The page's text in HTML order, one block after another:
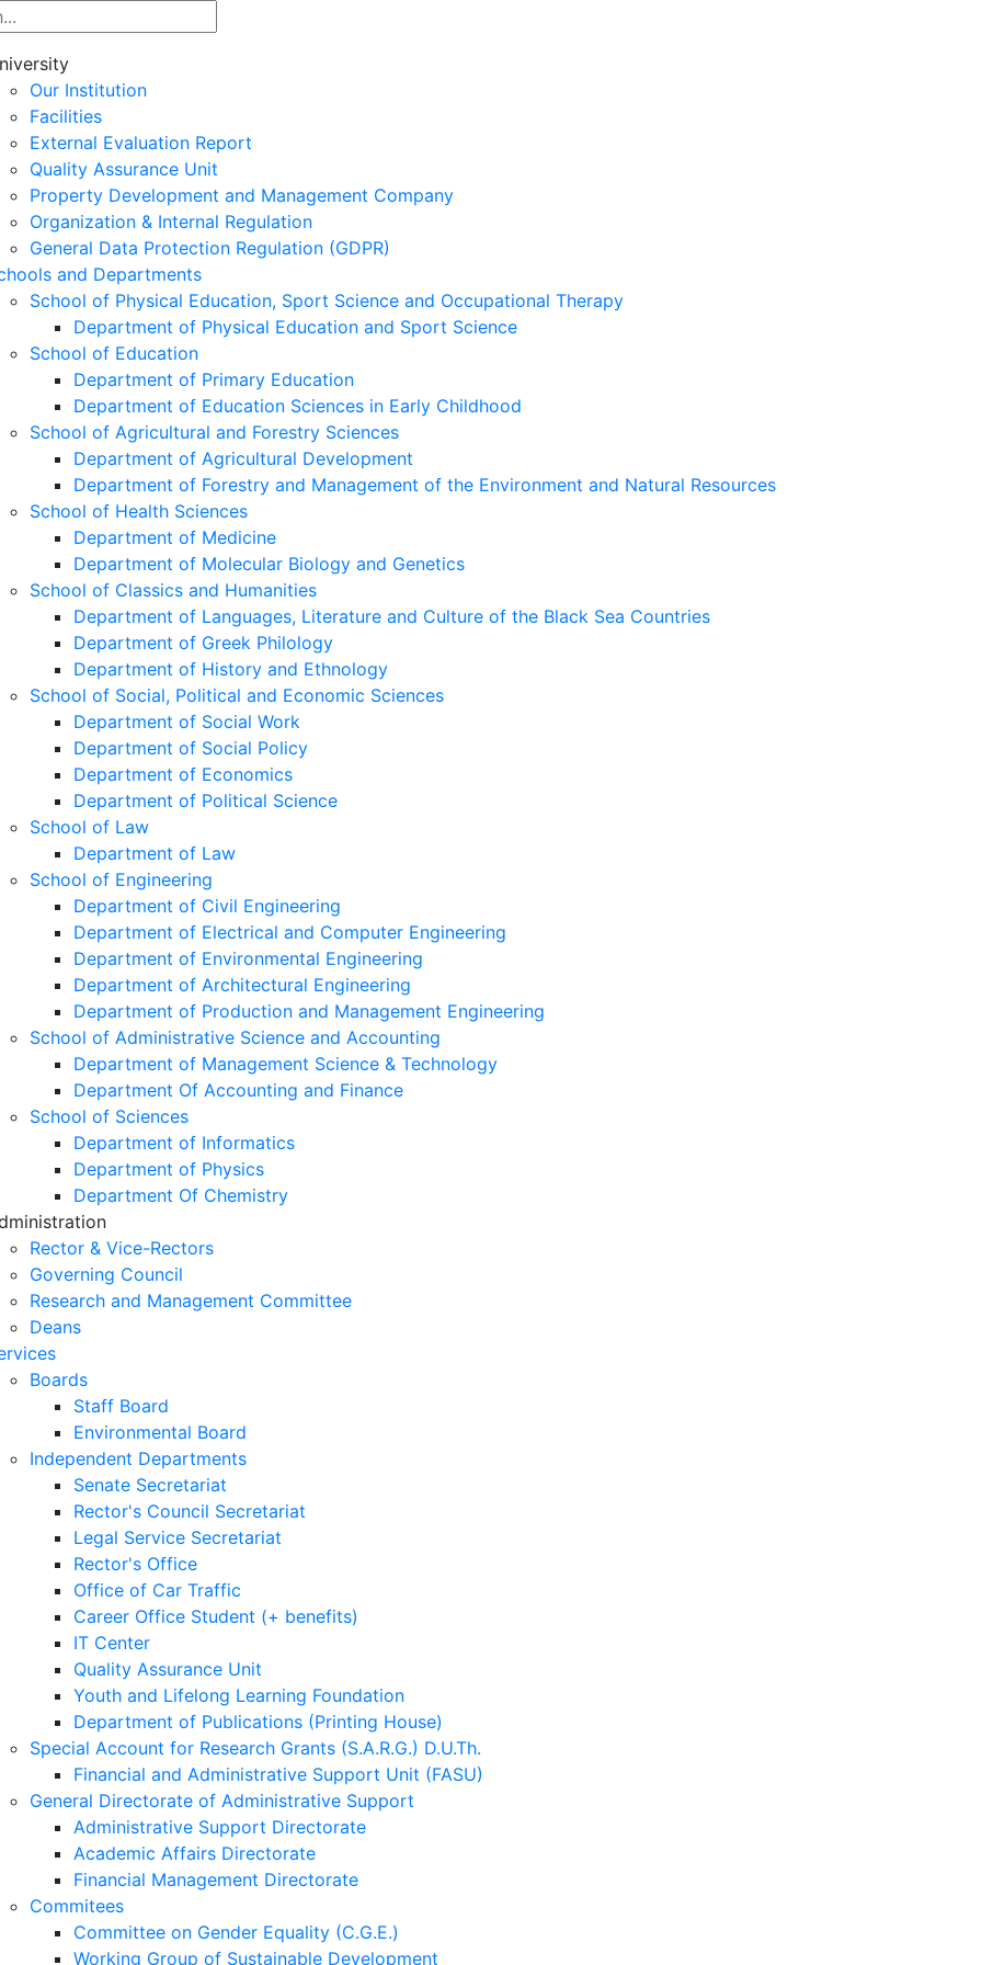
Our Institution
Facilities
External Evaluation Report
Quality Assurance Unit
Property Development and Management Company
Organization & Internal Regulation
General Data Protection Regulation (GDPR)
and Departments
School of Physical Education, Sport Science and Occupational Therapy
Department of Physical Education and Sport Science
School of Education
Department of Primary Education
Department of Education Sciences in Early Childhood
School of Agricultural and Forestry Sciences
Department of Agricultural Development
Department of Forestry and Management of the Environment and Natural Resources
School of Health Sciences
Department of Medicine
Department of Molecular Biology and Genetics
School of Classics and Humanities
Department of Languages, Literature and Culture of the Black Sea Countries
Department of Greek Philology
Department of History and Ethnology
School of Social, Political and Economic Sciences
Department of Social Work
Department of Social Policy
Department of Economics
Department of Political Science
School of Law
Department of Law
School of Engineering
Department of Civil Engineering
Department of Electrical and Computer Engineering
Department of Environmental Engineering
Department of Architectural Engineering
Department of Production and Management Engineering
School of Administrative Science and Accounting
Department of Management Science & Technology
Department Of Accounting and Finance
School of Sciences
Department of Informatics
Department of Physics
Department Of Chemistry
Rector & Vice-Rectors
Governing Council
Research and Management Committee
Deans
Boards
Staff Board
Environmental Board
Independent Departments
Senate Secretariat
Rector's Council Secretariat
Legal Service Secretariat
Rector's Office
Office of Car Traffic
Career Office Student (+ benefits)
IT Center
Quality Assurance Unit
Youth and Lifelong Learning Foundation
Department of Publications (Printing House)
Special Account for Research Grants (S.A.R.G.) D.U.Th.
Financial and Administrative Support Unit (FASU)
General Directorate of Administrative Support
Administrative Support Directorate
Academic Affairs Directorate
Financial Management Directorate
Commitees
Committee on Gender Equality (C.G.E.)
Working Group of Sustainable Development